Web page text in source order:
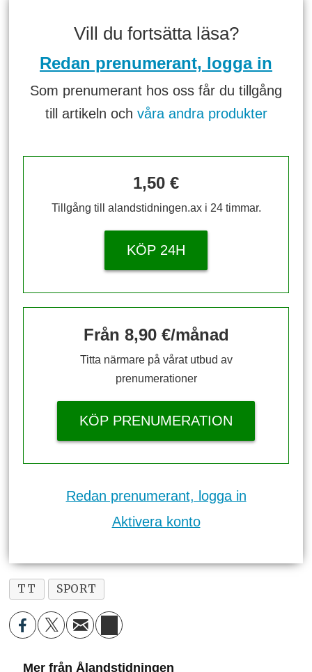
Vill du fortsätta läsa?
Redan prenumerant, logga in
Som prenumerant hos oss får du tillgång
till artikeln och våra andra produkter
1,50 €
Tillgång till alandstidningen.ax i 24 timmar.
KÖP 24H
Från 8,90 €/månad
Titta närmare på vårat utbud av
prenumerationer
KÖP PRENUMERATION
Redan prenumerant, logga in
Aktivera konto
TT SPORT